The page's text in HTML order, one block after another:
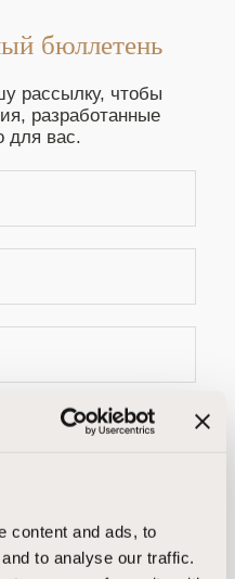
content and ads, to
to analyse our traffic.
бюллетень
рассылку, чтобы
разработанные
для вас.
с политикой.